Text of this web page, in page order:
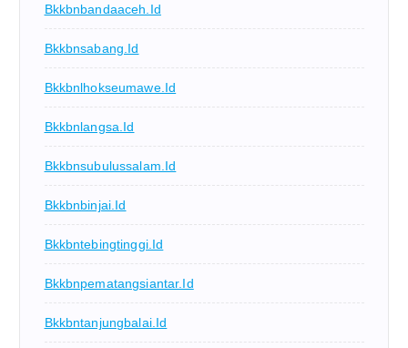
Bkkbnbandaaceh.id
Bkkbnsabang.id
Bkkbnlhokseumawe.id
Bkkbnlangsa.id
Bkkbnsubulussalam.id
Bkkbnbinjai.id
Bkkbntebingtinggi.id
Bkkbnpematangsiantar.id
Bkkbntanjungbalai.id